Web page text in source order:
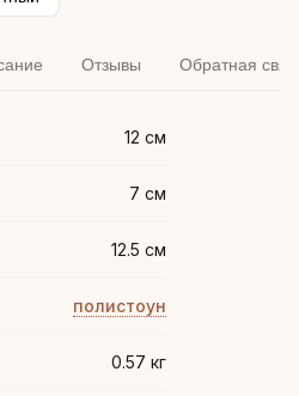
Отзывы Обратная
12 см
7 см
12.5 см
полистоун
0.57 кг